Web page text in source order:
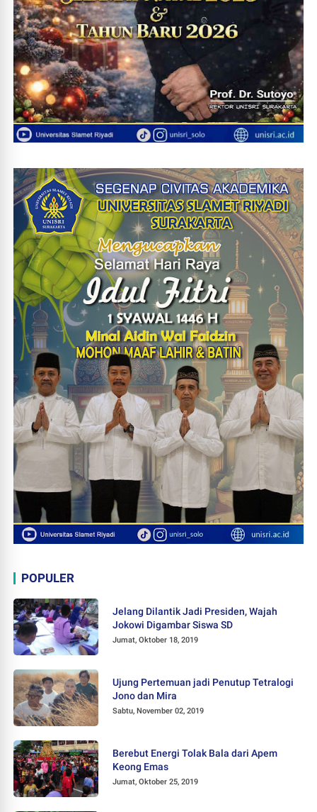
POPULER
Jelang Dilantik Jadi Presiden, Wajah
Jokowi Digambar Siswa SD
Jumat, Oktober 18, 2019
Ujung Pertemuan jadi Penutup Tetralogi
Jono dan Mira
Sabtu, November 02, 2019
Berebut Energi Tolak Bala dari Apem
Keong Emas
Jumat, Oktober 25, 2019